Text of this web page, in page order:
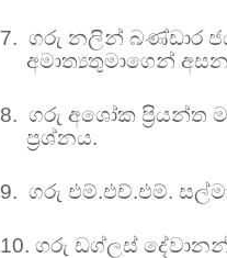
7. ගරු නලින් බණ්ඩාර
අමාත්‍යතුමාගෙන්
8. ගරු අශෝක ප්‍රියන්ත
ප්‍රශ්නය.
9. ගරු එම්.එච්.එම්.
10. ගරු ඩග්ලස්